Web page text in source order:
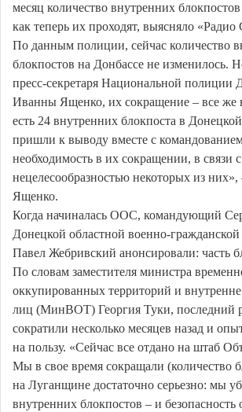
месяц количество внутренних
как теперь их проходят, выясняло «Радио
По данным полиции, сейчас количество
блокпостов на Донбассе не изменилось.
пресс-секретаря Национальной полиции
Иванны Ященко, их сокращение – все же
есть 24 внутренних блокпоста в
пришли к выводу вместе с
необходимость в их сокращении, в связи с
нецелесообразностью некоторых из
Ященко.
Когда начиналась ООС, командующий
Донецкой областной военно-
Павел Жебривский анонсировали: часть
По словам заместителя министра
оккупированных территорий и
лиц (МинВОТ) Георгия Туки, последний
сократили несколько месяцев назад и
на пользу. «Сейчас все отдано на штаб
Мы в свое время сокращали (количество
на Луганщине достаточно серьезно: мы
внутренних блокпостов – и безопасность